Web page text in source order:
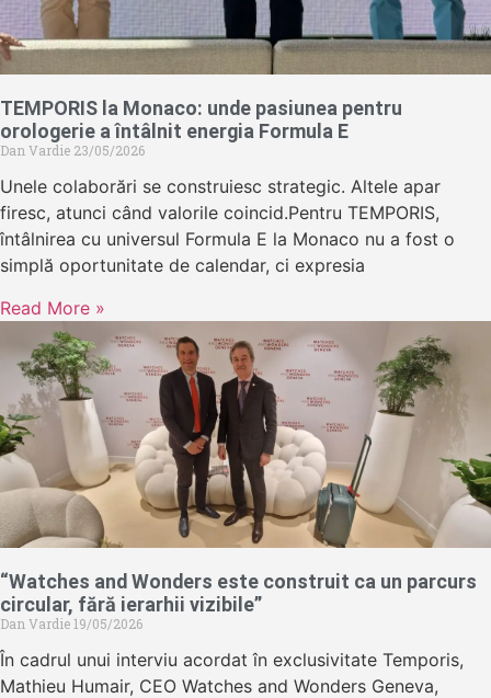
TEMPORIS la Monaco: unde pasiunea pentru
orologerie a întâlnit energia Formula E
Dan Vardie 23/05/2026
Unele colaborări se construiesc strategic. Altele apar
firesc, atunci când valorile coincid.Pentru TEMPORIS,
întâlnirea cu universul Formula E la Monaco nu a fost o
simplă oportunitate de calendar, ci expresia
Read More »
“Watches and Wonders este construit ca un parcurs
circular, fără ierarhii vizibile”
Dan Vardie19/05/2026
În cadrul unui interviu acordat în exclusivitate Temporis,
Mathieu Humair, CEO Watches and Wonders Geneva,